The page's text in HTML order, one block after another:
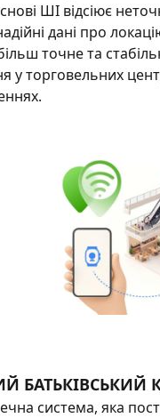
ШІ відсіює
дані про
точне та
у торговельних
БАТЬКІВСЬКИЙ
система, яка